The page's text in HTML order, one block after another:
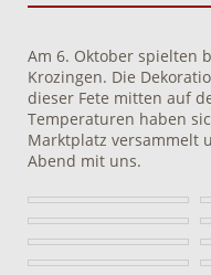
Am 6. Oktober spielten
Krozingen. Die
dieser Fete mitten auf
Temperaturen haben
Marktplatz versammelt
Abend mit uns.